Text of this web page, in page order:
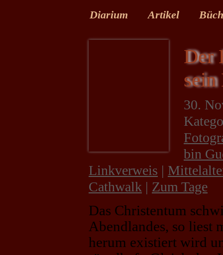
Diarium Artikel
Der
sein
30.
bin
Linkverweis |
Cathwalk | Zum Tage
Das Christentum
Abendlandes, so liest
herum existiert wird